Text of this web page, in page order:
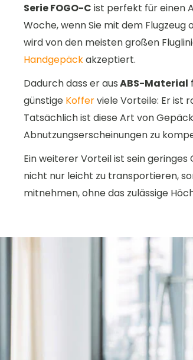
Serie FOGO-C ist perfekt für einen
Woche, wenn Sie mit dem Flugzeug
wird von den meisten großen
Handgepäckakzeptiert.
Dadurch dass er ausABS-Material
günstige Kofferviele Vorteile: Er ist
Tatsächlich ist diese Art von
Abnutzungserscheinungen zu
Ein weiterer Vorteil ist sein geringes
nicht nur leicht zu transportieren,
mitnehmen, ohne das zulässige